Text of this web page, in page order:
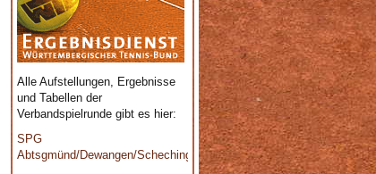
Alle Aufstellungen, Ergebnisse
und Tabellen der
Verbandspielrunde gibt es hier:
SPG
Abtsgmünd/Dewangen/Schechingen